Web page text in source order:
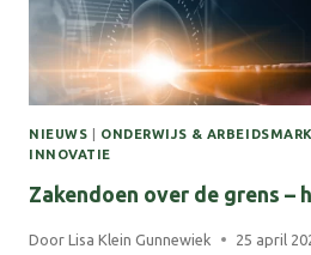
NIEUWS ONDERWIJS &
INNOVATIE
Zakendoen over de grens –
Door Lisa Klein Gunnewiek 25 april